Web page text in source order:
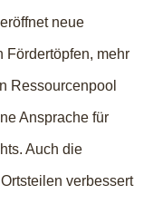
neue
Fördertöpfen, mehr
Ressourcenpool
Ansprache für
Auch die
verbessert